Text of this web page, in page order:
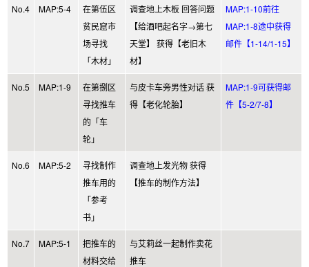
No.4 MAP:5-4
在第伍区
贫民窟市
场寻找
「木材」
调查地上木板 回答问题
【给酒吧起名字→第七
天堂】 获得【老旧木
材】
MAP:1-10前往
MAP:1-8途中获得
邮件【1-14/1-15】
No.5 MAP:1-9
在第捌区
寻找推车
的「车
轮」
与皮卡车旁男性对话 获
得【老化轮胎】
MAP:1-9可获得邮
件【5-2/7-8】
No.6 MAP:5-2
寻找制作
推车用的
「参考
书」
调查地上发光物 获得
【推车的制作方法】
No.7 MAP:5-1
把推车的
材料交给
与艾莉丝一起制作卖花
推车